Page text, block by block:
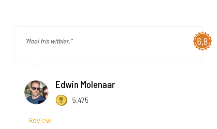
6,8
"Mooi fris witbier."
Edwin Molenaar
5.475
Review